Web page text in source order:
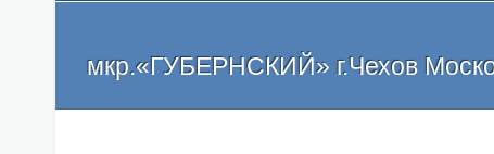
мкр.«ГУБЕРНСКИЙ» г.Чехов